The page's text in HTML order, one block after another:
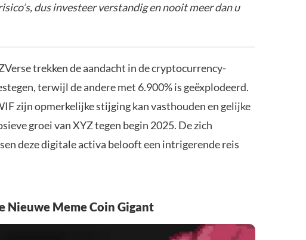
dus investeer verstandig en nooit meer dan u
trekken de aandacht in de cryptocurrency-
terwijl de andere met 6.900% is geëxplodeerd.
zijn opmerkelijke stijging kan vasthouden en gelijke
groei van XYZ tegen begin 2025. De zich
deze digitale activa belooft een intrigerende reis
Nieuwe Meme Coin Gigant